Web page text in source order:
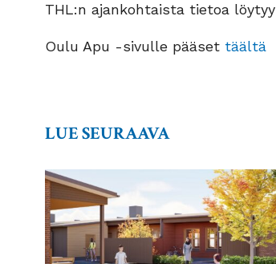
THL:n ajankohtaista tietoa löytyy
Oulu Apu -sivulle pääset täältä
LUE SEURAAVA